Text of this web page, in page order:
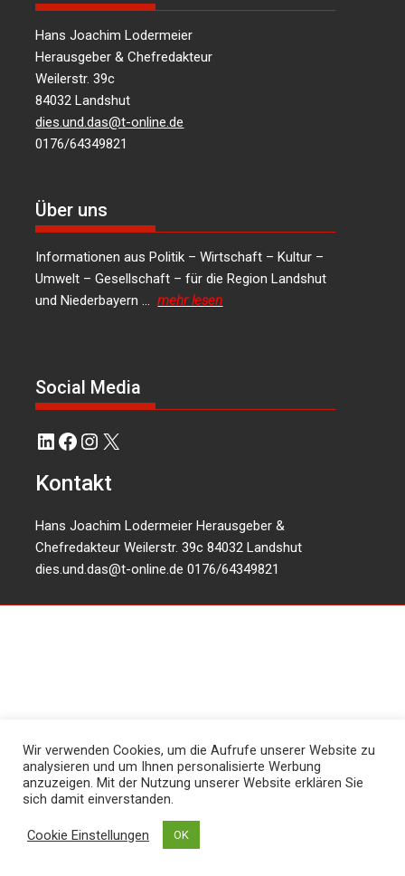
Hans Joachim Lodermeier
Herausgeber & Chefredakteur
Weilerstr. 39c
84032 Landshut
dies.und.das@t-online.de
0176/64349821
Über uns
Informationen aus Politik – Wirtschaft – Kultur –
Umwelt – Gesellschaft – für die Region Landshut
und Niederbayern …mehr lesen
Social Media
LinkedIn
Facebook
Instagram
X
Kontakt
Hans Joachim Lodermeier Herausgeber &
Chefredakteur Weilerstr. 39c 84032 Landshut
dies.und.das@t-online.de 0176/64349821
Wir verwenden Cookies, um die Aufrufe unserer Website zu
analysieren und um Ihnen personalisierte Werbung
anzuzeigen. Mit der Nutzung unserer Website erklären Sie
sich damit einverstanden.
Cookie Einstellungen OK